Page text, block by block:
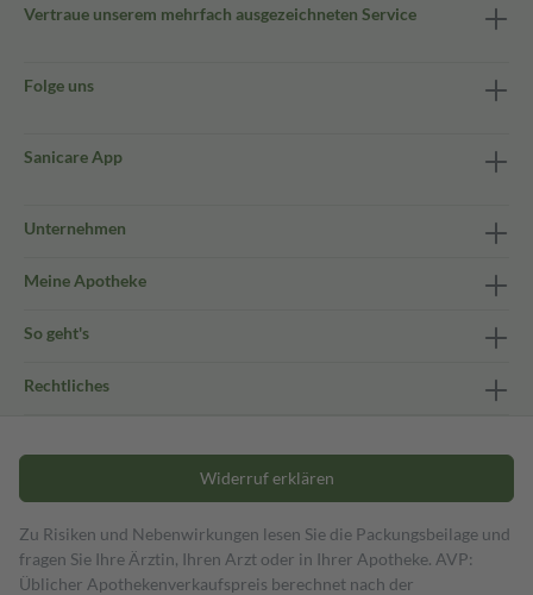
Vertraue unserem mehrfach ausgezeichneten Service
Folge uns
Sanicare App
Unternehmen
Meine Apotheke
So geht's
Rechtliches
Widerruf erklären
Zu Risiken und Nebenwirkungen lesen Sie die Packungsbeilage und
fragen Sie Ihre Ärztin, Ihren Arzt oder in Ihrer Apotheke. AVP:
Üblicher Apothekenverkaufspreis berechnet nach der